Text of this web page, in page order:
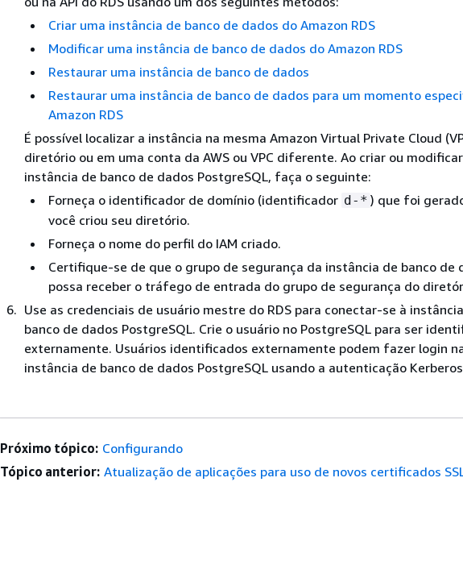
Criar uma instância de banco de dados do Amazon RDS
Modificar uma instância de banco de dados do Amazon RDS
Restaurar uma instância de banco de dados
Restaurar uma instância de banco de dados para um momento
Amazon RDS
É possível localizar a instância na mesma Amazon Virtual Private Cloud
diretório ou em uma conta da AWS ou VPC diferente. Ao criar ou modificar
instância de banco de dados PostgreSQL, faça o seguinte:
Forneça o identificador de domínio (identificador d-* ) que foi
você criou seu diretório.
Forneça o nome do perfil do IAM criado.
Certifique-se de que o grupo de segurança da instância de banco de
possa receber o tráfego de entrada do grupo de segurança do
Use as credenciais de usuário mestre do RDS para conectar-se à instância
banco de dados PostgreSQL. Crie o usuário no PostgreSQL para ser
externamente. Usuários identificados externamente podem fazer login
instância de banco de dados PostgreSQL usando a autenticação
Próximo tópico: Configurando
Tópico anterior: Atualização de aplicações para uso de novos certificados